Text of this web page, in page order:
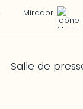
Mirador
Salle de